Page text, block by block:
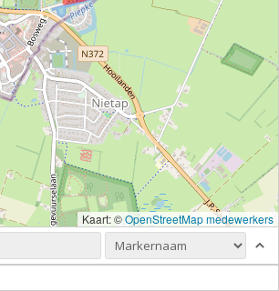
Kaart: ©OpenStreetMap medewerkers